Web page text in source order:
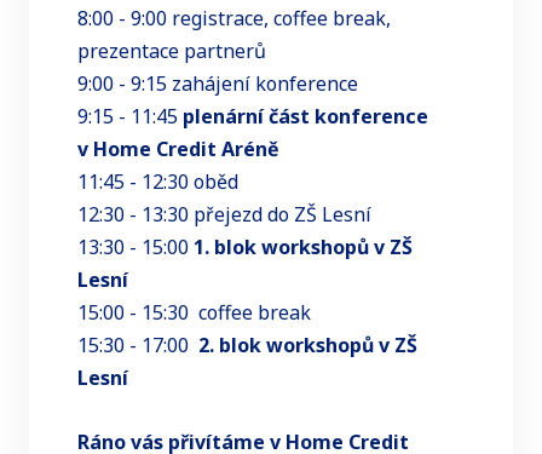
8:00 - 9:00 registrace, coffee break,
prezentace partnerů
9:00 - 9:15 zahájení konference
9:15 - 11:45 plenární část konference
v Home Credit Aréně
11:45 - 12:30 oběd
12:30 - 13:30 přejezd do ZŠ Lesní
13:30 - 15:00 1. blok workshopů v ZŠ
Lesní
15:00 - 15:30 coffee break
15:30 - 17:00 2. blok workshopů v ZŠ
Lesní
Ráno vás přivítáme v Home Credit